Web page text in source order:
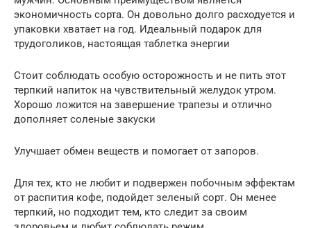
экономичность сорта. Он довольно долго расходуется и
упаковки хватает на год. Идеальный подарок для
трудоголиков, настоящая таблетка энергии
Стоит соблюдать особую осторожность и не пить этот
терпкий напиток на чувствительный желудок утром.
Хорошо ложится на завершение трапезы и отлично
дополняет соленые закуски
Улучшает обмен веществ и помогает от запоров.
Для тех, кто не любит и подвержен побочным эффектам
от распития кофе, подойдет зеленый сорт. Он менее
терпкий, но подходит тем, кто следит за своим